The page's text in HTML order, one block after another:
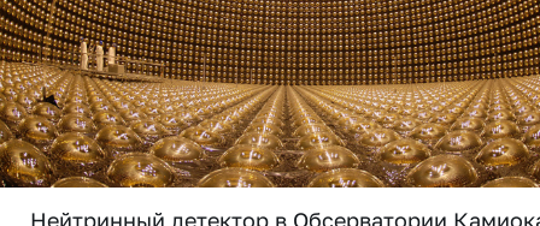
Нейтринный детектор в Обсерватории